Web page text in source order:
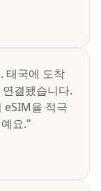
태국에 도착
결됐습니다.
eSIM을 적극
요."